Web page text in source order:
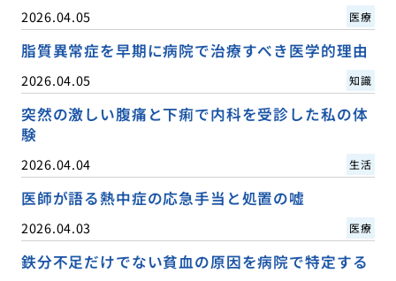
2026.04.05 医療
脂質異常症を早期に病院で治療すべき医学的理由
2026.04.05 知識
突然の激しい腹痛と下痢で内科を受診した私の体
験
2026.04.04 生活
医師が語る熱中症の応急手当と処置の嘘
2026.04.03 医療
鉄分不足だけでない貧血の原因を病院で特定する